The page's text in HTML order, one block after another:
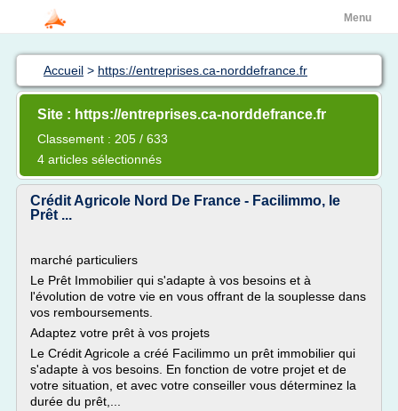
Menu
Accueil > https://entreprises.ca-norddefrance.fr
Site : https://entreprises.ca-norddefrance.fr
Classement : 205 / 633
4 articles sélectionnés
Crédit Agricole Nord De France - Facilimmo, le
Prêt ...
marché particuliers
Le Prêt Immobilier qui s'adapte à vos besoins et à
l'évolution de votre vie en vous offrant de la souplesse dans
vos remboursements.
Adaptez votre prêt à vos projets
Le Crédit Agricole a créé Facilimmo un prêt immobilier qui
s'adapte à vos besoins. En fonction de votre projet et de
votre situation, et avec votre conseiller vous déterminez la
durée du prêt,...